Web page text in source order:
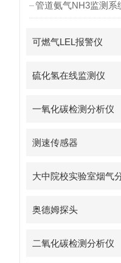
管道氨气NH3监测系
可燃气LEL报警仪
硫化氢在线监测仪
一氧化碳检测分析仪
测速传感器
大中院校实验室烟气
奥德姆探头
二氧化碳检测分析仪